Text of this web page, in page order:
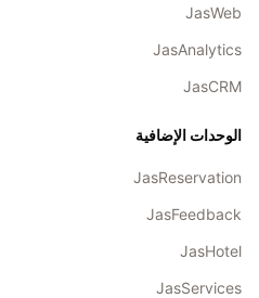
JasWeb
JasAnalytics
JasCRM
الوحدات الإضافية
JasReservation
JasFeedback
JasHotel
JasServices